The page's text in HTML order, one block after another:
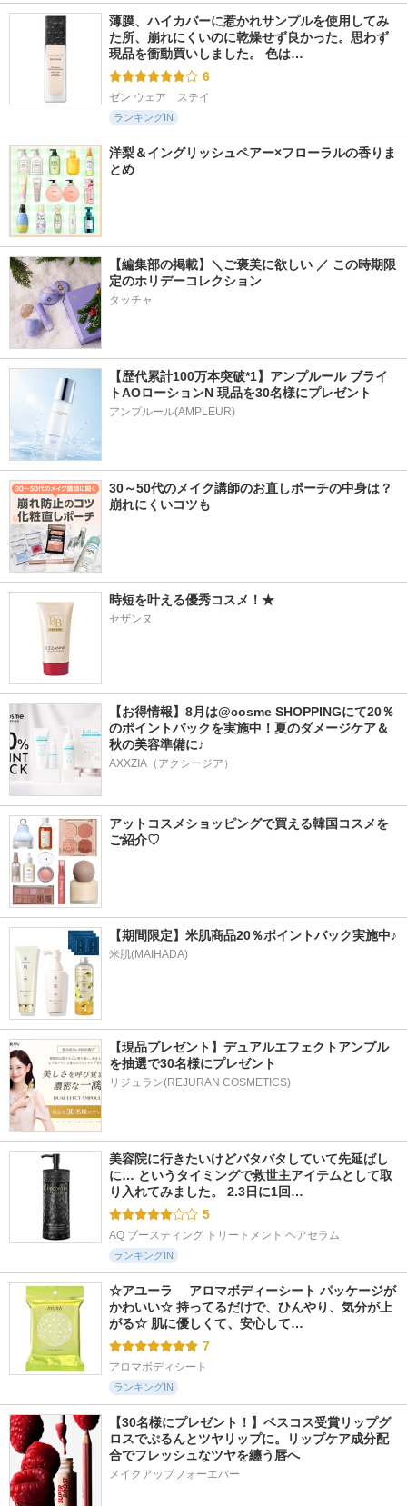
薄膜、ハイカバーに惹かれサンプルを使用してみ
た所、崩れにくいのに乾燥せず良かった。思わず
現品を衝動買いしました。 色は…
6
ゼン ウェア　ステイ
ランキングIN
洋梨＆イングリッシュペアー×フローラルの香りま
とめ
【編集部の掲載】＼ご褒美に欲しい ／ この時期限
定のホリデーコレクション
タッチャ
【歴代累計100万本突破*1】アンプルール ブライ
トAOローションN 現品を30名様にプレゼント
アンプルール(AMPLEUR)
30～50代のメイク講師のお直しポーチの中身は？
崩れにくいコツも
時短を叶える優秀コスメ！★
セザンヌ
【お得情報】8月は@cosme SHOPPINGにて20％
のポイントバックを実施中！夏のダメージケア＆
秋の美容準備に♪
AXXZIA（アクシージア）
アットコスメショッピングで買える韓国コスメを
ご紹介♡
【期間限定】米肌商品20％ポイントバック実施中♪
米肌(MAIHADA)
【現品プレゼント】デュアルエフェクトアンプル
を抽選で30名様にプレゼント
リジュラン(REJURAN COSMETICS)
美容院に行きたいけどバタバタしていて先延ばし
に… というタイミングで救世主アイテムとして取
り入れてみました。 2.3日に1回…
5
AQ ブースティング トリートメント ヘアセラム
ランキングIN
☆アユーラ 　アロマボディーシート パッケージが
かわいい☆ 持ってるだけで、ひんやり、気分が上
がる☆ 肌に優しくて、安心して…
7
アロマボディシート
ランキングIN
【30名様にプレゼント！】ベスコス受賞リップグ
ロスでぷるんとツヤリップに。リップケア成分配
合でフレッシュなツヤを纏う唇へ
メイクアップフォーエバー